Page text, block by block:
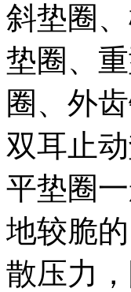
斜垫圈
垫圈、
圈、外
双耳止
平垫圈
地较脆
散压力